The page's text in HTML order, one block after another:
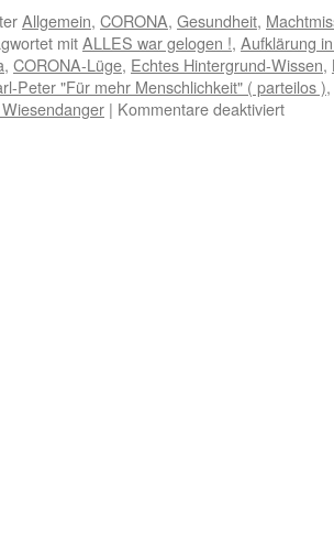
Allgemein, CORONA, Gesundheit,
mitALLES war gelogen !, Aufklärung
, CORONA-Lüge, Echtes Hintergrund-Wissen,
Peter "Für mehr Menschlichkeit" ( parteilos ),
| Kommentare deaktiviertfür